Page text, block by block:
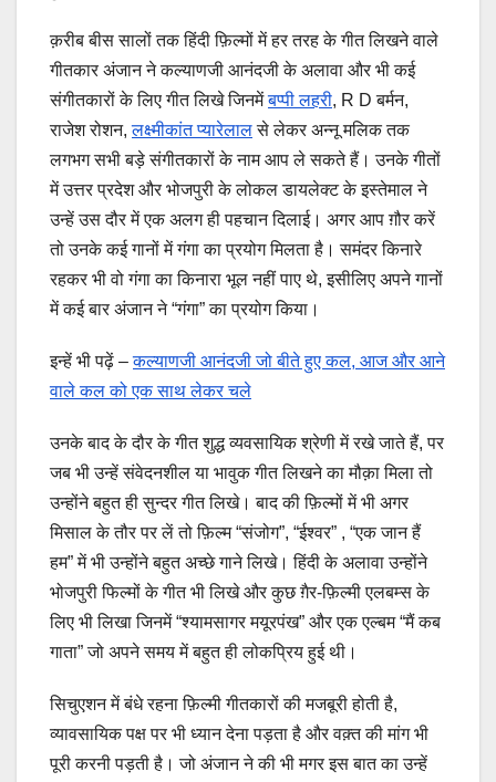
क़रीब बीस सालों तक हिंदी फ़िल्मों में हर तरह के गीत लिखने वाले
गीतकार अंजान ने कल्याणजी आनंदजी के अलावा और भी कई
संगीतकारों के लिए गीत लिखे जिनमेंबप्पी लहरी, R D बर्मन,
राजेश रोशन,लक्ष्मीकांत प्यारेलालसे लेकर अन्नू मलिक तक
लगभग सभी बड़े संगीतकारों के नाम आप ले सकते हैं। उनके गीतों
में उत्तर प्रदेश और भोजपुरी के लोकल डायलेक्ट के इस्तेमाल ने
उन्हें उस दौर में एक अलग ही पहचान दिलाई। अगर आप ग़ौर करें
तो उनके कई गानों में गंगा का प्रयोग मिलता है। समंदर किनारे
रहकर भी वो गंगा का किनारा भूल नहीं पाए थे, इसीलिए अपने गानों
में कई बार अंजान ने “गंगा” का प्रयोग किया।
इन्हें भी पढ़ें –कल्याणजी आनंदजी जो बीते हुए कल, आज और आने
वाले कल को एक साथ लेकर चले
उनके बाद के दौर के गीत शुद्ध व्यवसायिक श्रेणी में रखे जाते हैं, पर
जब भी उन्हें संवेदनशील या भावुक गीत लिखने का मौक़ा मिला तो
उन्होंने बहुत ही सुन्दर गीत लिखे। बाद की फ़िल्मों में भी अगर
मिसाल के तौर पर लें तो फ़िल्म “संजोग”, “ईश्वर” , “एक जान हैं
हम” में भी उन्होंने बहुत अच्छे गाने लिखे। हिंदी के अलावा उन्होंने
भोजपुरी फिल्मों के गीत भी लिखे और कुछ ग़ैर-फ़िल्मी एलबम्स के
लिए भी लिखा जिनमें “श्यामसागर मयूरपंख” और एक एल्बम “मैं कब
गाता” जो अपने समय में बहुत ही लोकप्रिय हुई थी।
सिचुएशन में बंधे रहना फ़िल्मी गीतकारों की मजबूरी होती है,
व्यावसायिक पक्ष पर भी ध्यान देना पड़ता है और वक़्त की मांग भी
पूरी करनी पड़ती है। जो अंजान ने की भी मगर इस बात का उन्हें